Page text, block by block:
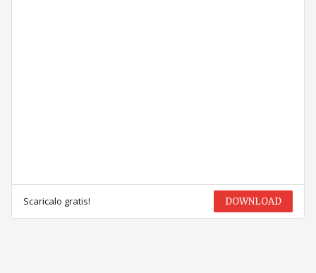
Scaricalo gratis! DOWNLOAD